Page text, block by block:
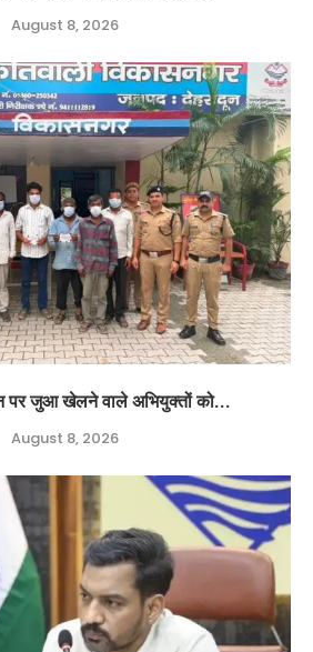
August 8, 2026
पर जुआ खेलने वाले अभियुक्तों को...
August 8, 2026